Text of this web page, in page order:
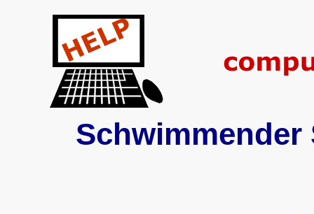
Schwimmender